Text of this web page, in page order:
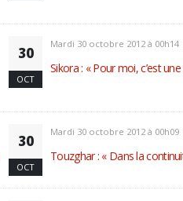
30
OCT
Mardi 30 octobre 2012 à 00h14
Sikora : « Pour moi, c’est
30
OCT
Mardi 30 octobre 2012 à 00h09
Touzghar : « Dans la